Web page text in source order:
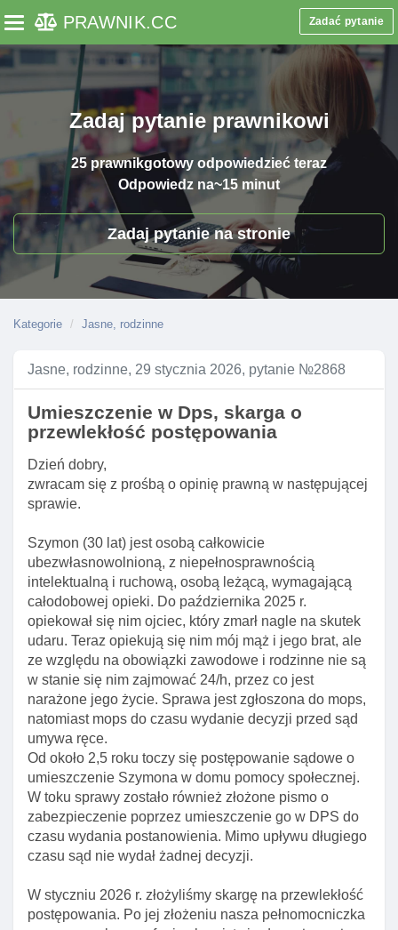
Toggle navigation
PRAWNIK.CC Zadać pytanie
Zadaj pytanie prawnikowi
25 prawnikgotowy odpowiedzieć teraz
Odpowiedz na~15 minut
Zadaj pytanie na stronie
Kategorie Jasne, rodzinne
Jasne, rodzinne, 29 stycznia 2026, pytanie №2868
Umieszczenie w Dps, skarga o
przewlekłość postępowania
Dzień dobry,
zwracam się z prośbą o opinię prawną w następującej
sprawie.
Szymon (30 lat) jest osobą całkowicie
ubezwłasnowolnioną, z niepełnosprawnością
intelektualną i ruchową, osobą leżącą, wymagającą
całodobowej opieki. Do października 2025 r.
opiekował się nim ojciec, który zmarł nagle na skutek
udaru. Teraz opiekują się nim mój mąż i jego brat, ale
ze względu na obowiązki zawodowe i rodzinne nie są
w stanie się nim zajmować 24/h, przez co jest
narażone jego życie. Sprawa jest zgłoszona do mops,
natomiast mops do czasu wydanie decyzji przed sąd
umywa ręce.
Od około 2,5 roku toczy się postępowanie sądowe o
umieszczenie Szymona w domu pomocy społecznej.
W toku sprawy zostało również złożone pismo o
zabezpieczenie poprzez umieszczenie go w DPS do
czasu wydania postanowienia. Mimo upływu długiego
czasu sąd nie wydał żadnej decyzji.
W styczniu 2026 r. złożyliśmy skargę na przewlekłość
postępowania. Po jej złożeniu nasza pełnomocniczka